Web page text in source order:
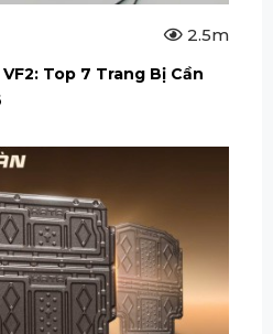
2.5m
Top 7 Trang Bị Cần